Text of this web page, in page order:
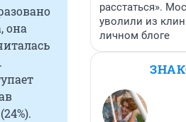
она
расстаться».
уволили из
личном блоге